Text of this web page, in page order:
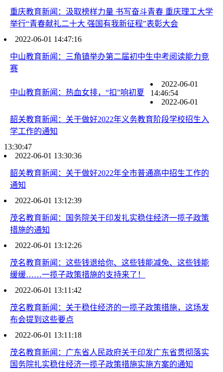
重庆教育新闻：汲取榜样力量 书写奋斗青春 重庆理工大学
举行“青春献礼二十大 强国有我新征程”表彰大会
中山教育新闻：三角镇举办第二届初中生中考阅读能力竞
赛
2022-06-01 14:47:16
中山教育新闻：热血女排，“扣”响初夏
2022-06-01
14:46:54
韶关教育新闻：关于做好2022年义务教育阶段学校招生入
学工作的通知
2022-06-01
13:30:47
韶关教育新闻：关于做好2022年全市普通高中招生工作的
通知
2022-06-01 13:30:36
茂名教育新闻：国务院关于印发扎实稳住经济一揽子政策
措施的通知
2022-06-01 13:12:39
茂名教育新闻：这些钱退给你、这些钱能减免、这些钱能
缓缓……一揽子政策措施的支持来了！
2022-06-01 13:12:26
茂名教育新闻：关于稳住经济的一揽子政策措施，这场发
布会提到这些要点
2022-06-01 13:11:42
茂名教育新闻：广东省人民政府关于印发广东省贯彻落实
国务院扎实稳住经济一揽子政策措施实施方案的通知
2022-06-01 13:11:18